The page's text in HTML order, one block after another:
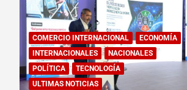
COMERCIO INTERNACIONAL
ECONOMÍA
INTERNACIONALES
NACIONALES
POLÍTICA
TECNOLOGÍA
ULTIMAS NOTICIAS